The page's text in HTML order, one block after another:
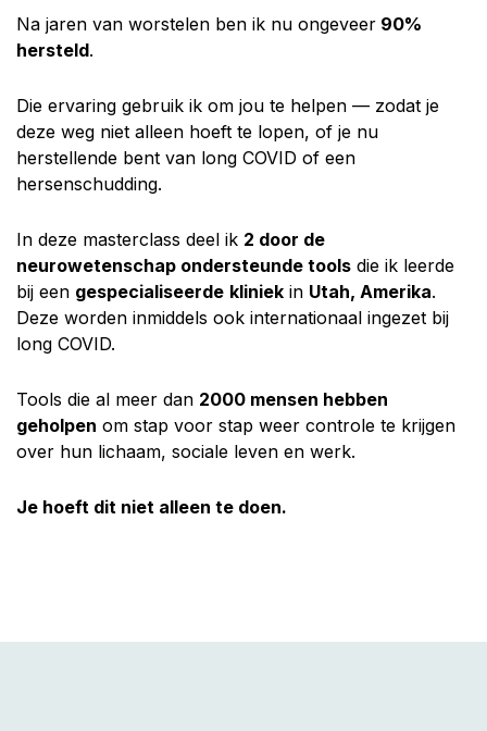
Na jaren van worstelen ben ik nu ongeveer 90%
hersteld.
Die ervaring gebruik ik om jou te helpen — zodat je
deze weg niet alleen hoeft te lopen, of je nu
herstellende bent van long COVID of een
hersenschudding.
In deze masterclass deel ik 2 door de
neurowetenschap ondersteunde tools die ik leerde
bij een gespecialiseerde kliniek in Utah, Amerika.
Deze worden inmiddels ook internationaal ingezet bij
long COVID.
Tools die al meer dan 2000 mensen hebben
geholpen om stap voor stap weer controle te krijgen
over hun lichaam, sociale leven en werk.
Je hoeft dit niet alleen te doen.